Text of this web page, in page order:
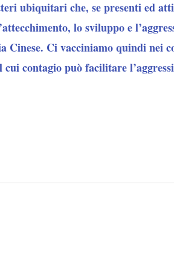
ubiquitari che, se presenti ed
lo sviluppo e
Cinese. Ci vacciniamo quindi nei
cui contagio può facilitare